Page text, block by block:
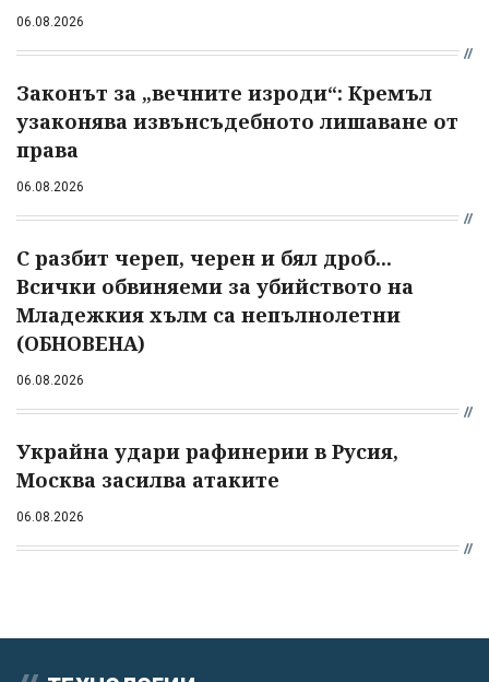
06.08.2026
Законът за „вечните изроди“: Кремъл
узаконява извънсъдебното лишаване от
права
06.08.2026
С разбит череп, черен и бял дроб...
Всички обвиняеми за убийството на
Младежкия хълм са непълнолетни
(ОБНОВЕНА)
06.08.2026
Украйна удари рафинерии в Русия,
Москва засилва атаките
06.08.2026